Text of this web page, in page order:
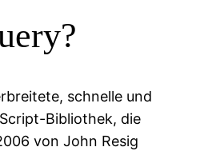
schnelle und
Bibliothek, die
von John Resig